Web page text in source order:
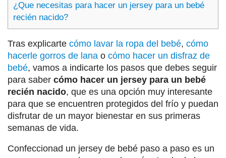
¿Que necesitas para hacer un jersey para un bebé
recién nacido?
Tras explicarte cómo lavar la ropa del bebé, cómo
hacerle gorros de lana o cómo hacer un disfraz de
bebé, vamos a indicarte los pasos que debes seguir
para saber cómo hacer un jersey para un bebé
recién nacido, que es una opción muy interesante
para que se encuentren protegidos del frío y puedan
disfrutar de un mayor bienestar en sus primeras
semanas de vida.
Confeccionad un jersey de bebé paso a paso es un